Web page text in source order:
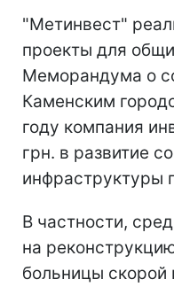
"Метинвест"
проекты для
Меморандума о
Каменским
году компания
грн. в развитие
инфраструктуры
В частности,
на
больницы